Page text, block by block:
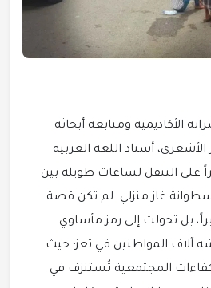
الأكاديمية ومتابعة أبحاثه
الأشعري، أستاذ اللغة العربية
على التنقل لساعات طويلة بين
غاز منزلي. لم تكن قصة
بل تحولت إلى رمز مأساوي
آلاف المواطنين في تعز؛ حيث
المجتمعية تُستنزف في